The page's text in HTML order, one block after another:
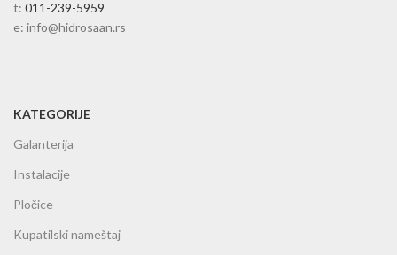
t: 011-239-5959
e: info@hidrosaan.rs
KATEGORIJE
Galanterija
Instalacije
Pločice
Kupatilski nameštaj